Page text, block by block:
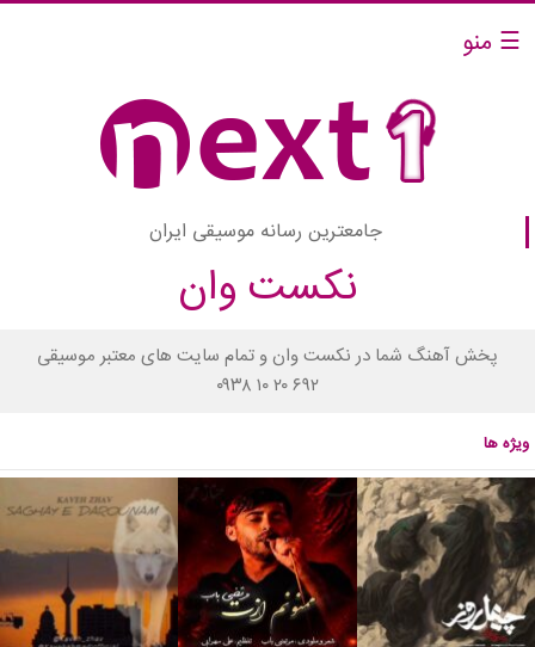
☰ منو
جامعترین رسانه موسیقی ایران
نکست وان
پخش آهنگ شما در نکست وان و تمام سایت های معتبر موسیقی
۰۹۳۸ ۱۰ ۲۰ ۶۹۲
ویژه ها